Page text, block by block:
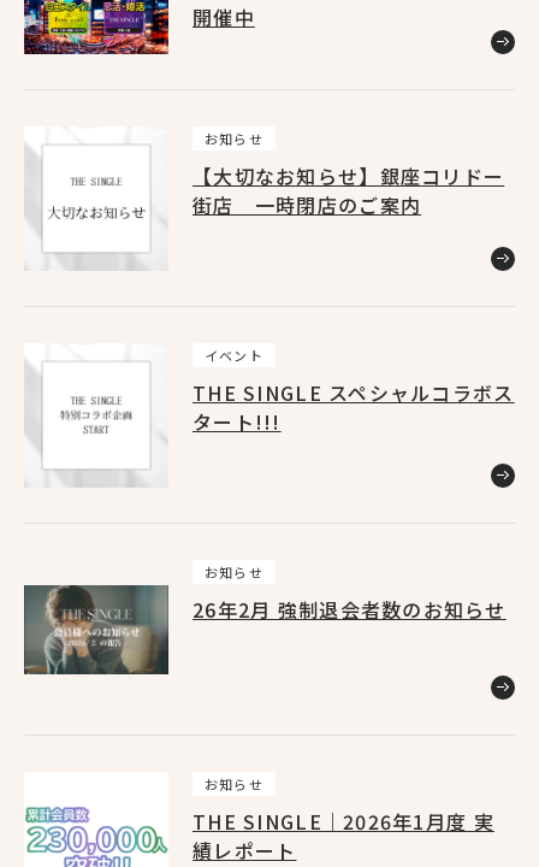
NewsList
ニュース
開催中
お知らせ
【大切なお知らせ】銀座コリドー
街店 一時閉店のご案内
イベント
THE SINGLE スペシャルコラボス
タート!!!
お知らせ
26年2月 強制退会者数のお知らせ
お知らせ
THE SINGLE｜2026年1月度 実
績レポート